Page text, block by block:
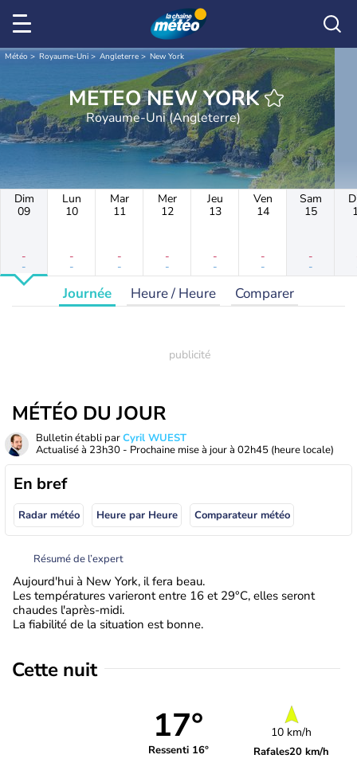
Météo Royaume-Uni Angleterre New York
METEO NEW YORK
Royaume-Uni (Angleterre)
Dim
09
-
-
Lun
10
-
-
Mar
11
-
-
Mer
12
-
-
Jeu
13
-
-
Ven
14
-
-
Sam
15
-
-
Journée Heure / Heure Comparer
MÉTÉO DU JOUR
Bulletin établi parCyril WUEST
Actualisé à 23h30 - Prochaine mise à jour à 02h45 (heure locale)
En bref
Radar météo Heure par Heure Comparateur météo
Résumé de l’expert
Aujourd'hui à New York, il fera beau.
Les températures varieront entre 16 et 29°C, elles seront
chaudes l'après-midi.
La fiabilité de la situation est bonne.
Cette nuit
17°
Ressenti 16°
10 km/h
Rafales20 km/h